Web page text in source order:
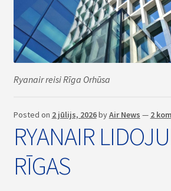
Ryanair reisi Rīga Orhūsa
Posted on 2 jūlijs, 2026byAir News — 2
RYANAIR
RĪGAS